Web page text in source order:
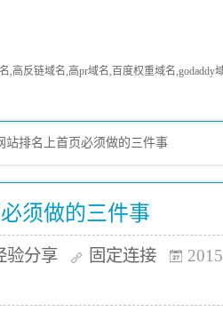
,高反链域名,高pr域名,百度权重域名,godaddy
站排名上首页必须做的三件事
须做的三件事
验分享 固定连接